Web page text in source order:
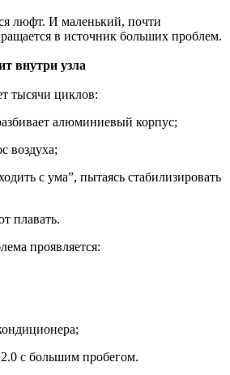
люфт. И маленький, почти
в источник больших проблем.
внутри узла
тысячи циклов:
алюминиевый корпус;
воздуха;
с ума”, пытаясь стабилизировать
плавать.
проявляется:
с большим пробегом.